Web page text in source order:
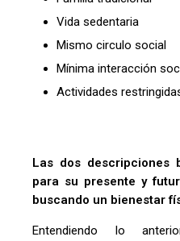
Vida sedentaria
Mismo circulo social
Mínima interacción
Actividades
Las dos descripciones
para su presente y
buscando un bienestar
Entendiendo lo